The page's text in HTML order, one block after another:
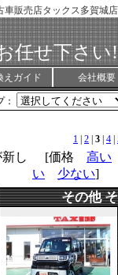
車販売店タックス多賀城店
任せ下さい!
えガイド 会社概要
：
1 2 3 4
し
[価格 高い
い
少ない]
その他